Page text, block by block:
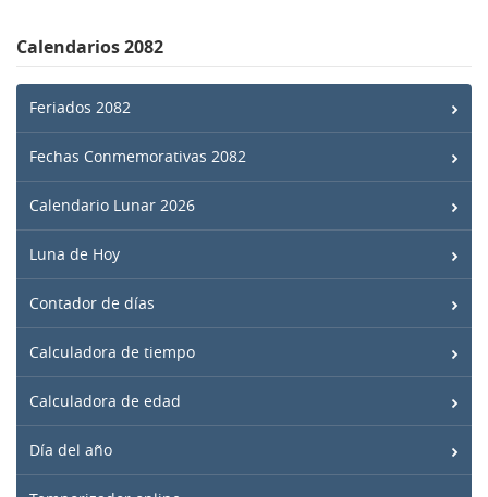
Calendarios 2082
Feriados 2082
Fechas Conmemorativas 2082
Calendario Lunar 2026
Luna de Hoy
Contador de días
Calculadora de tiempo
Calculadora de edad
Día del año